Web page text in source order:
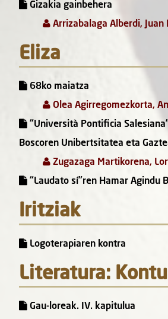
Gizakia gainbehera
Arrizabalaga Alberdi, Juan
Eliza
68ko maiatza
Olea Agirregomezkorta,
“Università Pontificia
Boscoren Unibertsitatea eta
Zugazaga Martikorena,
“Laudato sí”ren Hamar Agindu
Iritziak
Logoterapiaren kontra
Literatura:
Gau-loreak. IV. kapitulua